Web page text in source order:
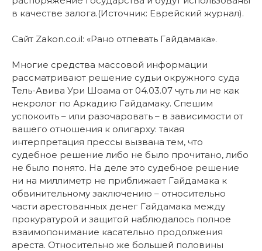
в качестве залога.(Источник: Еврейский журнал).
Сайт Zakon.co.il: «Рано отпевать Гайдамака».
Многие средства массовой информации
рассматривают решение судьи окружного суда
Тель-Авива Ури Шоама от 04.03.07 чуть ли не как
некролог по Аркадию Гайдамаку. Спешим
успокоить – или разочаровать – в зависимости от
вашего отношения к олигарху: такая
интерпретация прессы вызвана тем, что
судебное решение либо не было прочитано, либо
не было понято. На деле это судебное решение
ни на миллиметр не приближает Гайдамака к
обвинительному заключению – относительно
части арестованных денег Гайдамака между
прокуратурой и защитой наблюдалось полное
взаимопонимание касательно продолжения
ареста. Относительно же большей половины